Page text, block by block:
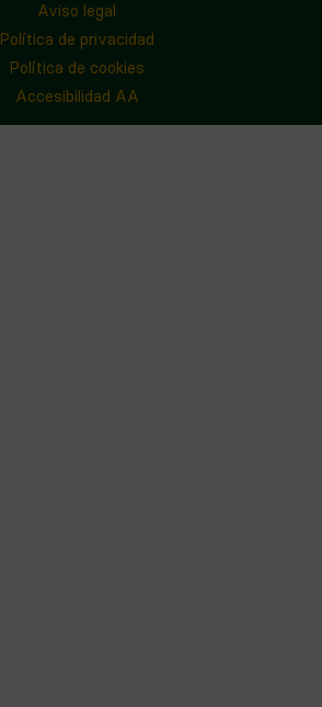
Aviso legal
Política de privacidad
Política de cookies
Accesibilidad AA